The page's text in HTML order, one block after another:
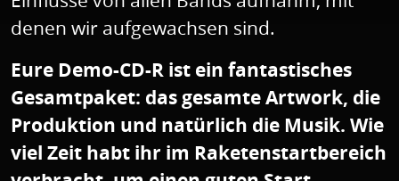
denen wir aufgewachsen sind.
Eure Demo-CD-R ist ein fantastisches
Gesamtpaket: das gesamte Artwork, die
Produktion und natürlich die Musik. Wie
viel Zeit habt ihr im Raketenstartbereich